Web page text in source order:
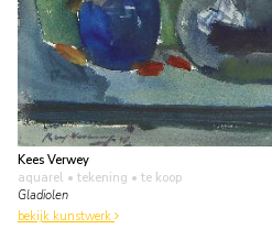
Kees Verwey
aquarel • tekening • te koop
Gladiolen
bekijk kunstwerk